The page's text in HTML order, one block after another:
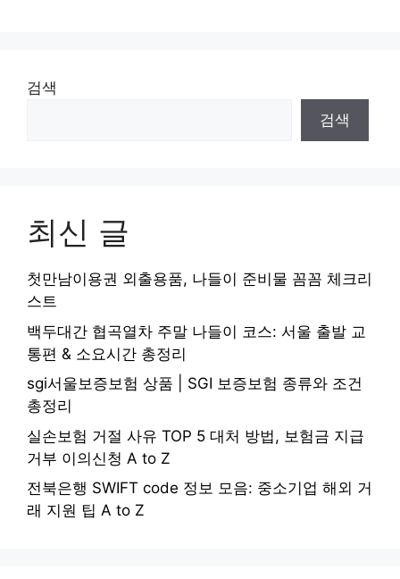
검색
검색
최신 글
첫만남이용권 외출용품, 나들이 준비물 꼼꼼 체크리
스트
백두대간 협곡열차 주말 나들이 코스: 서울 출발 교
통편 & 소요시간 총정리
sgi서울보증보험 상품 | SGI 보증보험 종류와 조건
총정리
실손보험 거절 사유 TOP 5 대처 방법, 보험금 지급
거부 이의신청 A to Z
전북은행 SWIFT code 정보 모음: 중소기업 해외 거
래 지원 팁 A to Z